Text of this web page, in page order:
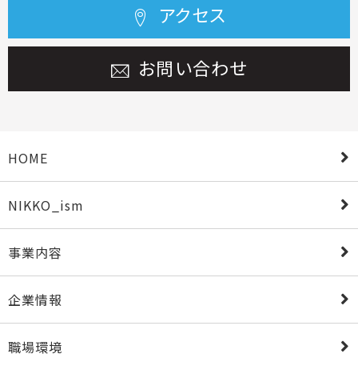
アクセス
お問い合わせ
HOME
NIKKO_ism
事業内容
企業情報
職場環境